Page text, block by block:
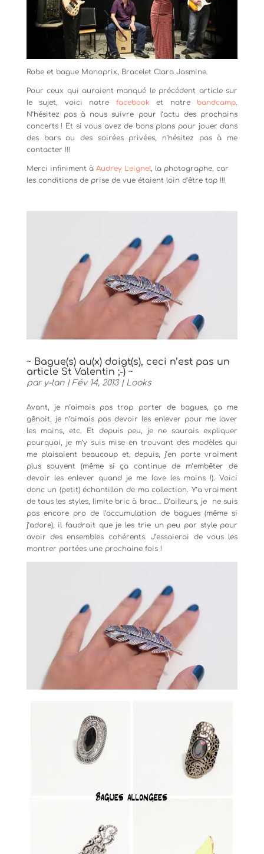
Robe et bague Monoprix, Bracelet Clara Jasmine.
Pour ceux qui auraient manqué le précédent article sur
le sujet, voici notre facebook et notre bandcamp.
N’hésitez pas à nous suivre pour l’actu des prochains
concerts ! Et si vous avez de bons plans pour jouer dans
des bars ou des soirées privées, n’hésitez pas à me
contacter !!!
Merci infiniment à Audrey Leignel, la photographe, car
les conditions de prise de vue étaient loin d’être top !!!
~ Bague(s) au(x) doigt(s), ceci n’est pas un
article St Valentin ;-) ~
par y-lan| Fév 14, 2013| Looks
Avant, je n’aimais pas trop porter de bagues, ça me
gênait, je n’aimais pas devoir les enlever pour me laver
les mains, etc. Et depuis peu, je ne saurais expliquer
pourquoi, je m’y suis mise en trouvant des modèles qui
me plaisaient beaucoup et, depuis, j’en porte vraiment
plus souvent (même si ça continue de m’embêter de
devoir les enlever quand je me lave les mains !). Voici
donc un (petit) échantillon de ma collection. Y’a vraiment
de tous les styles, limite bric à brac… D’ailleurs, je ne suis
pas encore pro de l’accumulation de bagues (même si
j’adore), il faudrait que je les trie un peu par style pour
avoir des ensembles cohérents. J’essaierai de vous les
montrer portées une prochaine fois !